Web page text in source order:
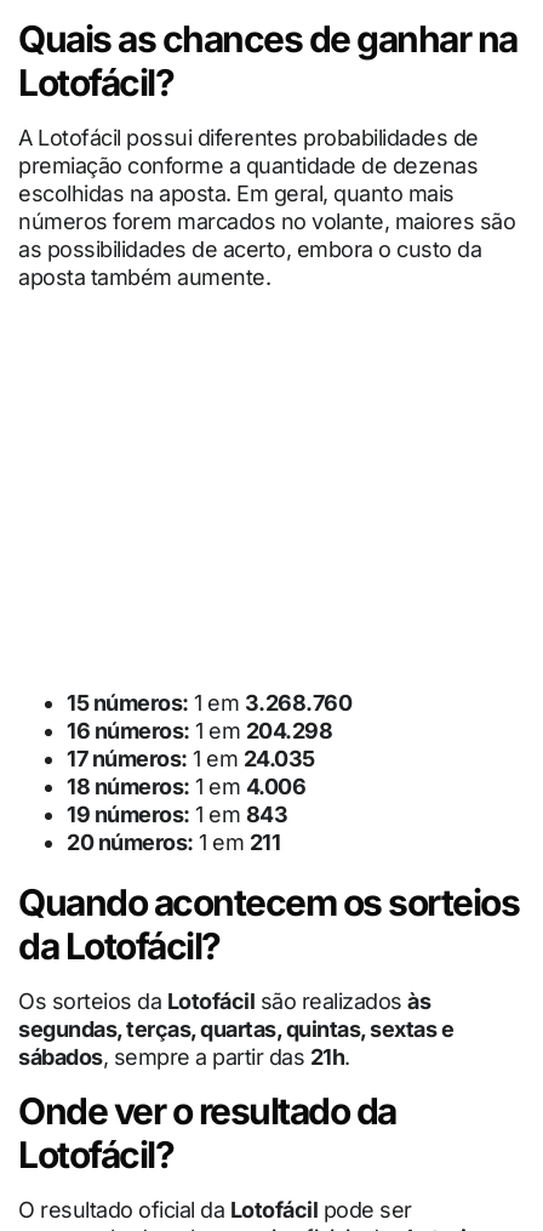
Quais as chances de ganhar na
Lotofácil?
A Lotofácil possui diferentes probabilidades de
premiação conforme a quantidade de dezenas
escolhidas na aposta. Em geral, quanto mais
números forem marcados no volante, maiores são
as possibilidades de acerto, embora o custo da
aposta também aumente.
15 números: 1 em 3.268.760
16 números: 1 em 204.298
17 números: 1 em 24.035
18 números: 1 em 4.006
19 números: 1 em 843
20 números: 1 em 211
Quando acontecem os sorteios
da Lotofácil?
Os sorteios da Lotofácil são realizados às
segundas, terças, quartas, quintas, sextas e
sábados, sempre a partir das 21h.
Onde ver o resultado da
Lotofácil?
O resultado oficial da Lotofácil pode ser